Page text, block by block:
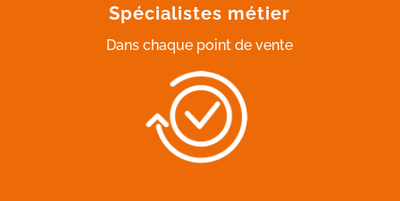
Spécialistes métier
Dans chaque point de vente